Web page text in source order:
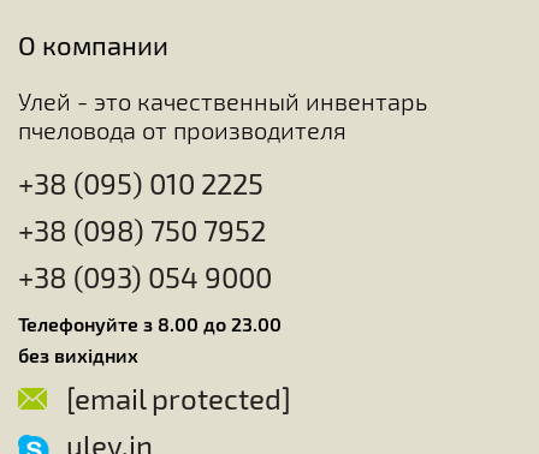
О компании
Улей - это качественный инвентарь
пчеловода от производителя
+38 (095) 010 2225
+38 (098) 750 7952
+38 (093) 054 9000
Телефонуйте з 8.00 до 23.00
без вихідних
[email protected]
uley.in